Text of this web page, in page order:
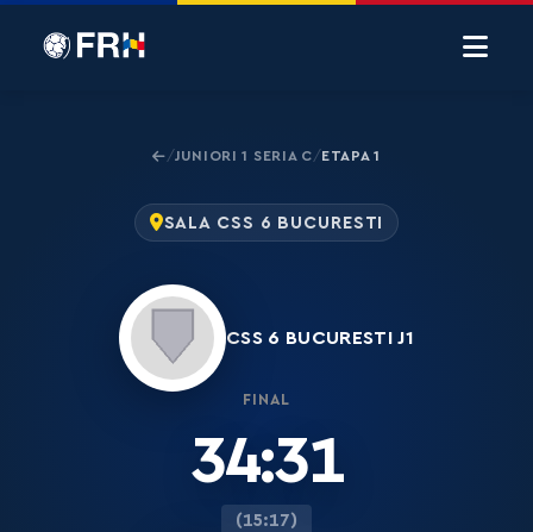
/JUNIORI 1 SERIA C/ETAPA 1
SALA CSS 6 BUCURESTI
CSS 6 BUCURESTI J1
FINAL
34:31
(15:17)